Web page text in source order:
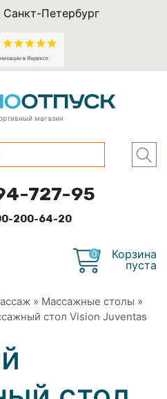
Петербург
магазин
727-95
200-64-20
0
Корзина
пуста
» Массажные столы »
стол Vision Juventas